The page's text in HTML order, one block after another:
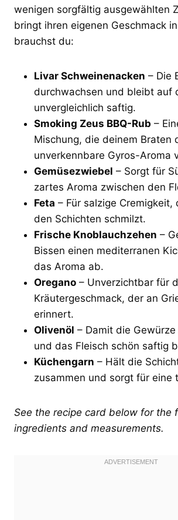
wenigen sorgfältig ausgewählten
bringt ihren eigenen Geschmack
brauchst du:
Livar Schweinenacken – Die
durchwachsen und bleibt auf
unvergleichlich saftig.
Smoking Zeus BBQ-Rub –
Mischung, die deinem Braten
unverkennbare Gyros-Aroma
Gemüsezwiebel – Sorgt für
zartes Aroma zwischen den
Feta – Für salzige Cremigkeit,
den Schichten schmilzt.
Frische Knoblauchzehen –
Bissen einen mediterranen
das Aroma ab.
Oregano – Unverzichtbar für
Kräutergeschmack, der an
erinnert.
Olivenöl – Damit die
und das Fleisch schön saftig
Küchengarn – Hält die
zusammen und sorgt für eine
See the recipe card below for the
ingredients and measurements.